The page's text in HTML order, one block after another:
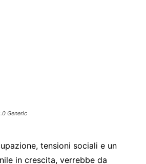
Generic
tensioni sociali e un
in crescita, verrebbe da